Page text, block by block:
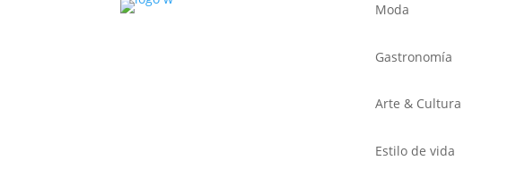
Moda
Gastronomía
Arte & Cultura
Estilo de vida